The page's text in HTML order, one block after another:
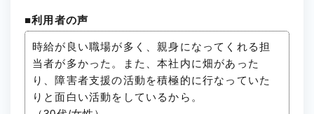
■利用者の声
時給が良い職場が多く、親身になってくれる担
当者が多かった。また、本社内に畑があった
り、障害者支援の活動を積極的に行なっていた
りと面白い活動をしているから。